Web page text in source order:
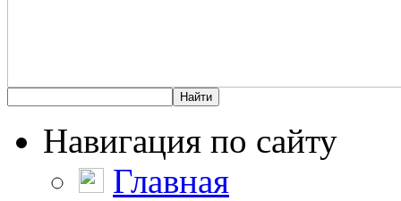
Навигация по сайту
Главная